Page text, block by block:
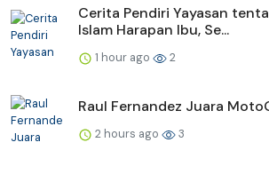
Cerita Pendiri Yayasan
Islam Harapan Ibu, Se...
1 hour ago 2
Raul Fernandez Juara
2 hours ago 3